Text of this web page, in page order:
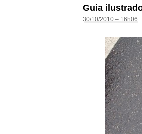
Guia
30/10/2010 – 16h06